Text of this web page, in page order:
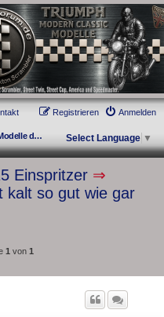
Classic Modelle. Das Forum für
Triumph Bonneville, Thruxton,
Street Twin, Street Cup, America
Anmelden
Registrieren
Modelle der BJ 2008 - 2015 Einspritzer Select Language ▼
Einspritzer ⇒
kalt so gut wie gar
1 von 1